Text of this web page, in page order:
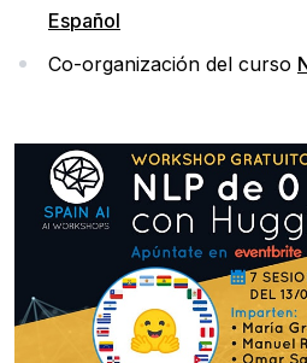
Español
Co-organización del curso